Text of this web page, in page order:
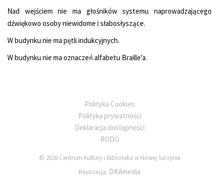
Nad wejściem nie ma głośników systemu naprowadzającego
dźwiękowo osoby niewidome i słabosłyszące.
W budynku nie ma pętli indukcyjnych.
W budynku nie ma oznaczeń alfabetu Braille’a.
Polityka Cookies
Polityka prywatności
Deklaracja dostępności
RODO
© 2026 Centrum Kultury i Biblioteka w Nowej Sarzynie
Realizacja: DKAmedia